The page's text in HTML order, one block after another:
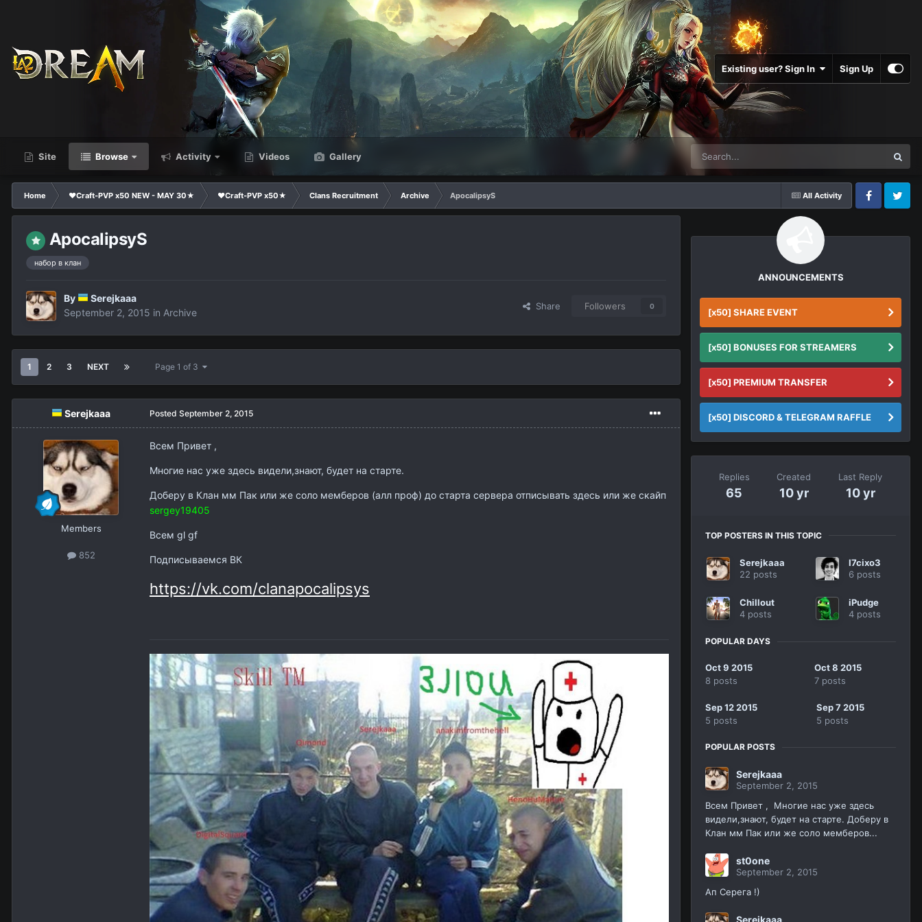
Existing user? Sign In Sign Up
Site Browse Activity Videos Gallery
All Activity
Home ❤Craft-PVP x50 NEW - MAY 30★ ❤Craft-PVP x50★ Clans Recruitment Archive
ApocalipsyS
FacebookTwitter
ApocalipsyS
набор в клан
By
Serejkaaa
September 2, 2015 in Archive
Share Followers 0
1 2 3 NEXT Page 1 of 3
Serejkaaa
Members
852
Posted September 2, 2015
Всем Привет ,
Многие нас уже здесь видели,знают, будет на старте.
Доберу в Клан мм Пак или же соло мемберов (алл проф) до старта сервера отписывать здесь или же скайп
sergey19405
Всем gl gf
Подписываемся ВК
https://vk.com/clanapocalipsys
ANNOUNCEMENTS
[x50] SHARE EVENT
[x50] BONUSES FOR STREAMERS
[x50] PREMIUM TRANSFER
[x50] DISCORD & TELEGRAM RAFFLE
Replies
65
Created
10 yr
Last Reply
10 yr
TOP POSTERS IN THIS TOPIC
Serejkaaa
22 posts
I7cixo3
6 posts
Chillout
4 posts
iPudge
4 posts
POPULAR DAYS
Oct 9 2015
8 posts
Oct 8 2015
7 posts
Sep 12 2015
5 posts
Sep 7 2015
5 posts
POPULAR POSTS
Serejkaaa
September 2, 2015
Всем Привет , Многие нас уже здесь
видели,знают, будет на старте. Доберу в
Клан мм Пак или же соло мемберов...
st0one
September 2, 2015
Ап Серега !)